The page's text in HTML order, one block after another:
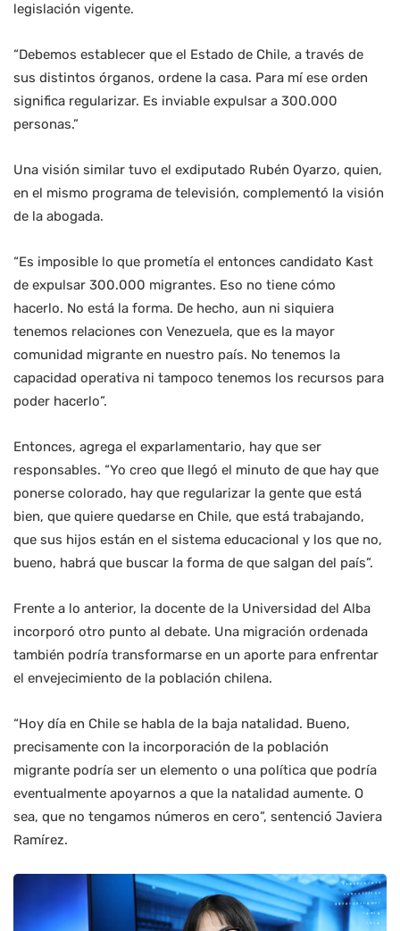
legislación vigente.
“Debemos establecer que el Estado de Chile, a través de
sus distintos órganos, ordene la casa. Para mí ese orden
significa regularizar. Es inviable expulsar a 300.000
personas.”
Una visión similar tuvo el exdiputado Rubén Oyarzo, quien,
en el mismo programa de televisión, complementó la visión
de la abogada.
“Es imposible lo que prometía el entonces candidato Kast
de expulsar 300.000 migrantes. Eso no tiene cómo
hacerlo. No está la forma. De hecho, aun ni siquiera
tenemos relaciones con Venezuela, que es la mayor
comunidad migrante en nuestro país. No tenemos la
capacidad operativa ni tampoco tenemos los recursos para
poder hacerlo”.
Entonces, agrega el exparlamentario, hay que ser
responsables. “Yo creo que llegó el minuto de que hay que
ponerse colorado, hay que regularizar la gente que está
bien, que quiere quedarse en Chile, que está trabajando,
que sus hijos están en el sistema educacional y los que no,
bueno, habrá que buscar la forma de que salgan del país”.
Frente a lo anterior, la docente de la Universidad del Alba
incorporó otro punto al debate. Una migración ordenada
también podría transformarse en un aporte para enfrentar
el envejecimiento de la población chilena.
“Hoy día en Chile se habla de la baja natalidad. Bueno,
precisamente con la incorporación de la población
migrante podría ser un elemento o una política que podría
eventualmente apoyarnos a que la natalidad aumente. O
sea, que no tengamos números en cero”, sentenció Javiera
Ramírez.